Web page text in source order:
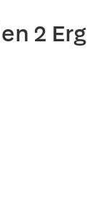
2